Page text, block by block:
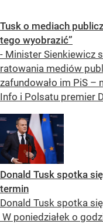
Tusk o mediach
tego wyobrazić”
- Minister Sienkiewicz
ratowania mediów
zafundowało im PiS –
Info i Polsatu premier
Donald Tusk spotka
termin
Donald Tusk spotka
W poniedziałek o